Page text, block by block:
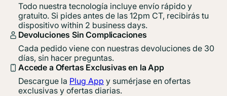
Todo nuestra tecnología incluye envío rápido y
gratuito. Si pides antes de las 12pm CT, recibirás tu
dispositivo within 2 business days.
Devoluciones Sin Complicaciones
Cada pedido viene con nuestras devoluciones de 30
días, sin hacer preguntas.
Accede a Ofertas Exclusivas en la App
Descargue la Plug App y sumérjase en ofertas
exclusivas y ofertas diarias.